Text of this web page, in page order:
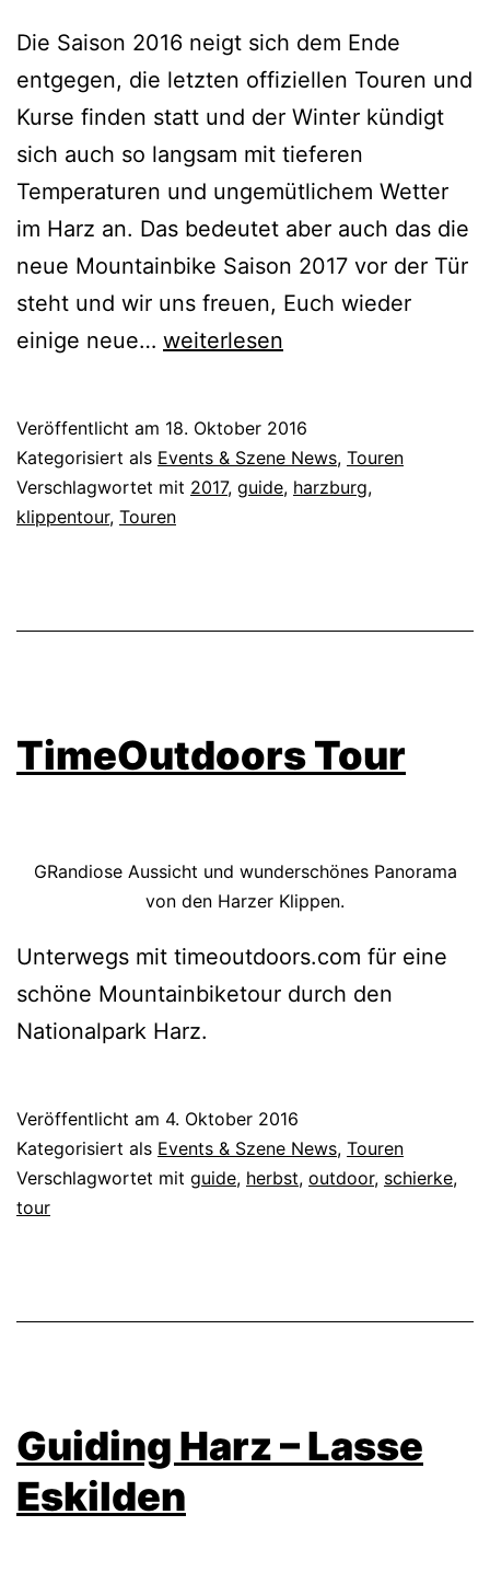
Die Saison 2016 neigt sich dem Ende
entgegen, die letzten offiziellen Touren und
Kurse finden statt und der Winter kündigt
sich auch so langsam mit tieferen
Temperaturen und ungemütlichem Wetter
im Harz an. Das bedeutet aber auch das die
neue Mountainbike Saison 2017 vor der Tür
steht und wir uns freuen, Euch wieder
einige neue… Klippentour
weiterlesen
Veröffentlicht am 18. Oktober 2016
Kategorisiert als Events & Szene News, Touren
Verschlagwortet mit 2017, guide, harzburg,
klippentour, Touren
TimeOutdoors Tour
GRandiose Aussicht und wunderschönes Panorama
von den Harzer Klippen.
Unterwegs mit timeoutdoors.com für eine
schöne Mountainbiketour durch den
Nationalpark Harz.
Veröffentlicht am 4. Oktober 2016
Kategorisiert als Events & Szene News, Touren
Verschlagwortet mit guide, herbst, outdoor, schierke,
tour
Guiding Harz – Lasse
Eskilden